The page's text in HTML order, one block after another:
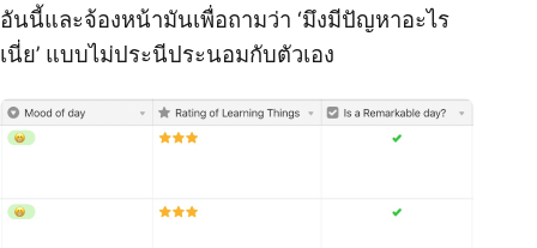
อันนี้และจ้องหน้ามันเพื่อถามว่า ‘มึงมีปัญหาอะไร
เนี่ย’ แบบไม่ประนีประนอมกับตัวเอง